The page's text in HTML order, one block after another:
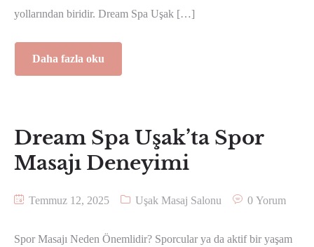
yollarından biridir. Dream Spa Uşak […]
Daha fazla oku
Dream Spa Uşak’ta Spor
Masajı Deneyimi
Temmuz 12, 2025 Uşak Masaj Salonu 0 Yorum
Spor Masajı Neden Önemlidir? Sporcular ya da aktif bir yaşam